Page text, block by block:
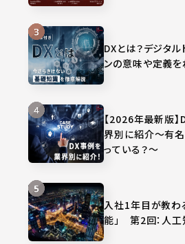
DXとは？デジタル
ンの意味や定義
【2026年最新版
界別に紹介～有
っている？～
入社1年目が教わ
能」 第2回：人工